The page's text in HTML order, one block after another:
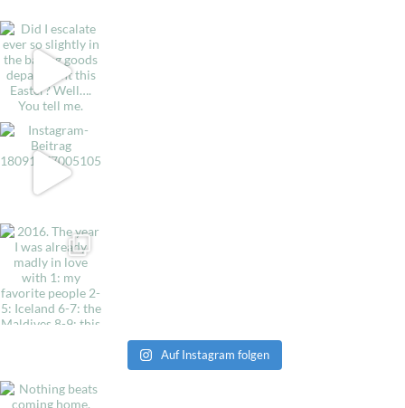
Auf Instagram folgen